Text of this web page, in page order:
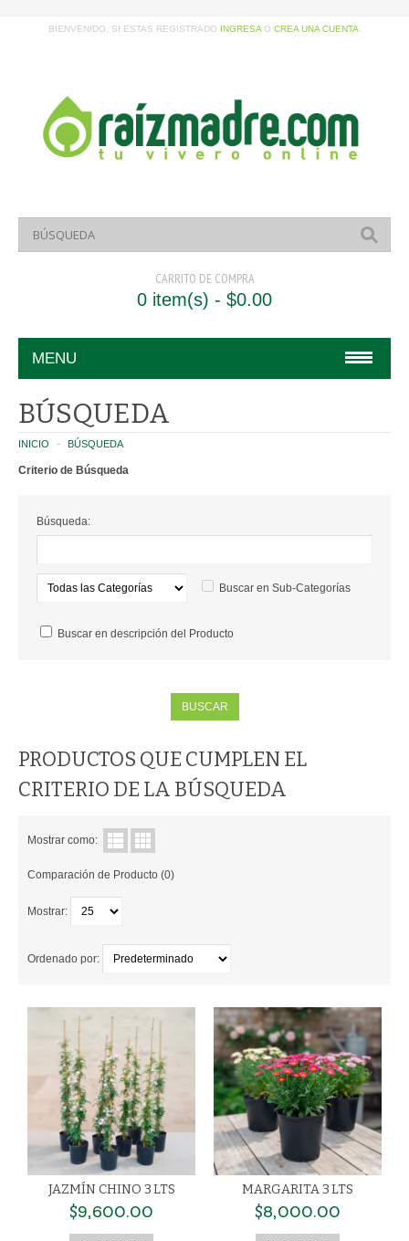
BIENVENIDO, SI ESTAS REGISTRADO INGRESAO CREA UNA CUENTA
CARRITO DE COMPRA
0 item(s) - $0.00
MENU
HOME
CATEGORIES
HUERTA Y AROMÁTICAS
ROTOMOLDEADAS
PLASTICAS
CONTROL DE PLAGAS
CONTACTANOS
BÚSQUEDA
INICIO BÚSQUEDA
Criterio de Búsqueda
Búsqueda:
Buscar en Sub-Categorías
Buscar en descripción del Producto
PRODUCTOS QUE CUMPLEN EL
CRITERIO DE LA BÚSQUEDA
Mostrar como:
Comparación de Producto (0)
Mostrar:
Ordenado por:
JAZMÍN CHINO 3 LTS
$9,600.00
MARGARITA 3 LTS
$8,000.00